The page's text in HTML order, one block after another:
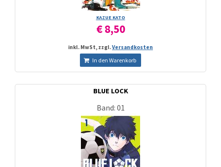
KAZUE KATO
€ 8,50
inkl. MwSt, zzgl.Versandkosten
In den Warenkorb
BLUE LOCK
Band: 01